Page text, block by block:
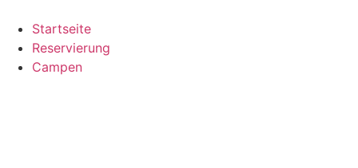
Startseite
Reservierung
Campen